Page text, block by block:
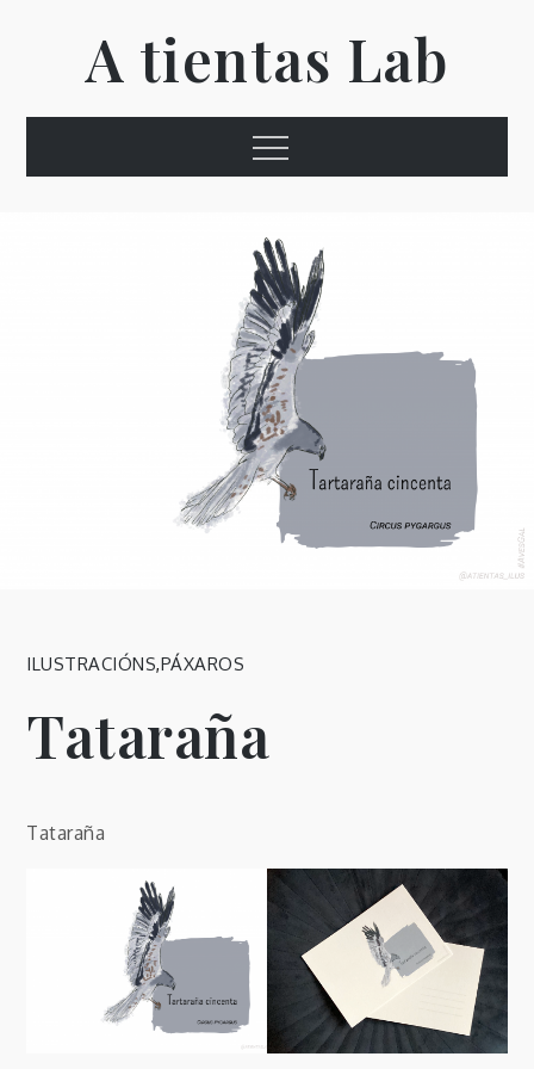
contenidoA tientas Lab
Menú
ILUSTRACIÓNS,PÁXAROS
Tataraña
Tataraña